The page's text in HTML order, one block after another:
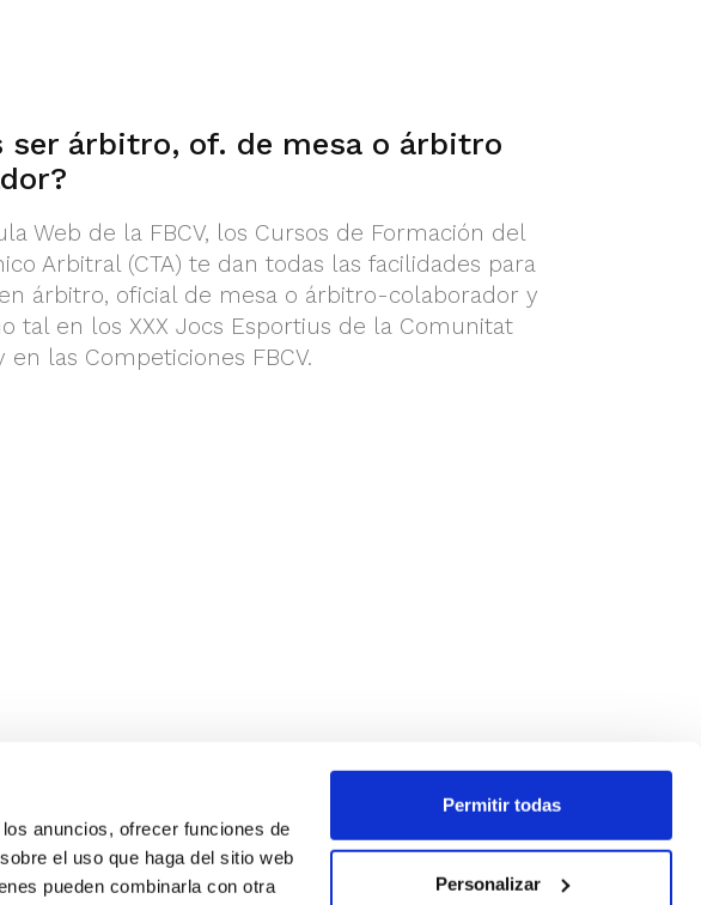
anuncios, ofrecer funciones de
el uso que haga del sitio web
pueden combinarla con otra
Permitir todas
Personalizar
ser árbitro, of. de mesa o árbitro
Web de la FBCV, los Cursos de Formación del
Arbitral (CTA) te dan todas las facilidades para
árbitro, oficial de mesa o árbitro-colaborador y
tal en los XXX Jocs Esportius de la Comunitat
en las Competiciones FBCV.